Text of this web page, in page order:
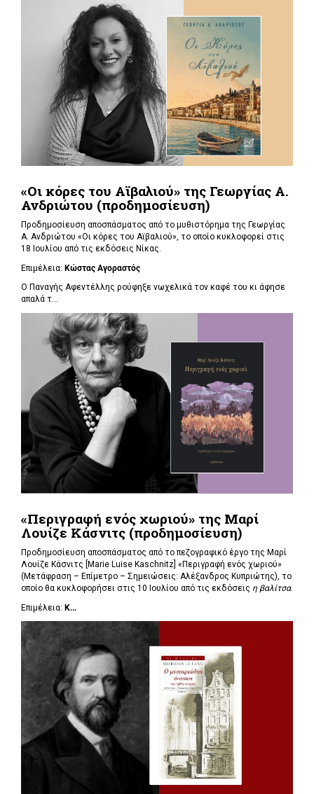
«Οι κόρες του Αϊβαλιού» της Γεωργίας Α.
Ανδριώτου (προδημοσίευση)
Προδημοσίευση αποσπάσματος από το μυθιστόρημα της Γεωργίας
Α. Ανδριώτου «Οι κόρες του Αϊβαλιού», το οποίο κυκλοφορεί στις
18 Ιουλίου από τις εκδόσεις Νίκας.
Επιμέλεια: Κώστας Αγοραστός
Ο Παναγής Αφεντέλλης ρούφηξε νωχελικά τον καφέ του κι άφησε
απαλά τ...
«Περιγραφή ενός χωριού» της Μαρί
Λουίζε Κάσνιτς (προδημοσίευση)
Προδημοσίευση αποσπάσματος από το πεζογραφικό έργο της Μαρί
Λουίζε Κάσνιτς [Marie Luise Kaschnitz] «Περιγραφή ενός χωριού»
(Μετάφραση – Επίμετρο – Σημειώσεις: Αλέξανδρος Κυπριώτης), το
οποίο θα κυκλοφορήσει στις 10 Ιουλίου από τις εκδόσεις η βαλίτσα.
Επιμέλεια: Κ...